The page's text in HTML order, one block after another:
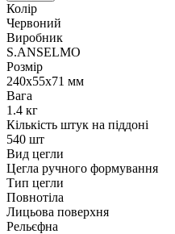
Колір
Червоний
Виробник
S.ANSELMO
Розмір
240х55х71 мм
Вага
1.4 кг
Кількість штук на піддоні
540 шт
Вид цегли
Цегла ручного формування
Тип цегли
Повнотіла
Лицьова поверхня
Рельєфна